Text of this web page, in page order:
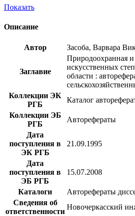
Показать
Описание
Автор Засоба, Варвара
Заглавие
Природоохранная
искусственных
области :
Коллекции ЭК
РГБ
Каталог
Коллекции ЭБ
РГБ
Авторефераты
Дата
поступления в
ЭК РГБ
21.09.1995
Дата
поступления в
ЭБ РГБ
15.07.2008
Каталоги
Авторефераты
Сведения об
ответственности
Новочеркасский